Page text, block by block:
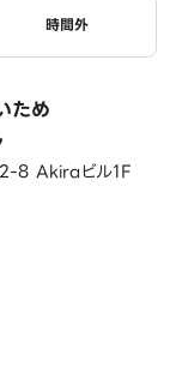
ステータス
時間外
ため
8 Akiraビル1F